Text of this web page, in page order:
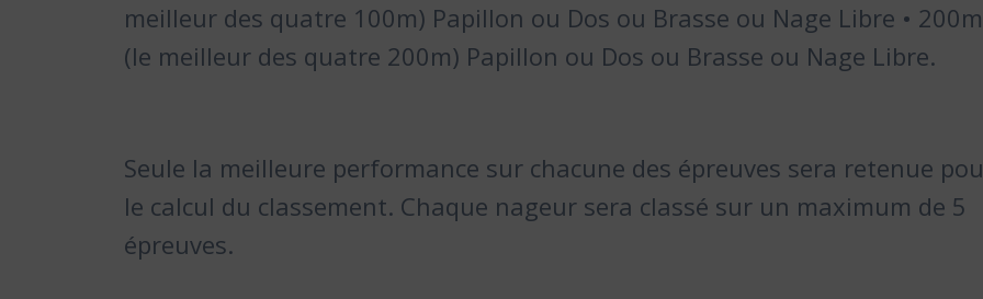
meilleur des quatre 100m) Papillon ou Dos ou Brasse ou Nage Libre • 200m
(le meilleur des quatre 200m) Papillon ou Dos ou Brasse ou Nage Libre.
Seule la meilleure performance sur chacune des épreuves sera retenue
le calcul du classement. Chaque nageur sera classé sur un maximum de 5
épreuves.